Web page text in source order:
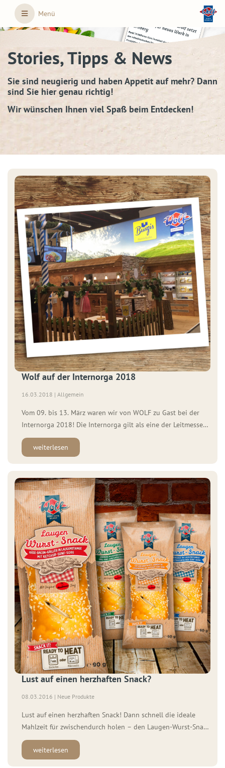
Skip to main content
Menü
Stories, Tipps & News
Sie sind neugierig und haben Appetit auf mehr? Dann
sind Sie hier genau richtig!
Wir wünschen Ihnen viel Spaß beim Entdecken!
Wolf auf der Internorga 2018
16.03.2018 | Allgemein
Vom 09. bis 13. März waren wir von WOLF zu Gast bei der
Internorga 2018! Die Internorga gilt als eine der Leitmessen
für Gastronomie. Aussteller und Besucher aus den
verschiedensten Branchen, wie Bäckerei- und
Nahrungsmittel und Getränke, trafen sich auf der Messe in
Hamburg, […]
weiterlesen
Lust auf einen herzhaften Snack?
08.03.2016 | Neue Produkte
Lust auf einen herzhaften Snack! Dann schnell die ideale
Mahlzeit für zwischendurch holen – den Laugen-Wurst-Snack
von WOLF. Ein innovativer Snack zum Aufbacken, bei dem
die leckere Wurst von WOLF und der beliebte Händlmaier
weiterlesen